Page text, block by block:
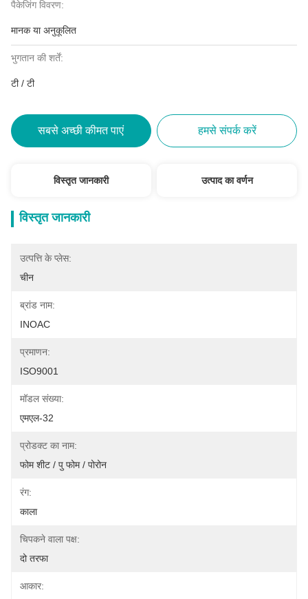
पैकेजिंग विवरण:
मानक या अनुकूलित
भुगतान की शर्तें:
टी / टी
सबसे अच्छी कीमत पाएं हमसे संपर्क करें
विस्तृत जानकारी उत्पाद का वर्णन
विस्तृत जानकारी
उत्पत्ति के प्लेस:
चीन
ब्रांड नाम:
INOAC
प्रमाणन:
ISO9001
मॉडल संख्या:
एमएल-32
प्रोडक्ट का नाम:
फोम शीट / पु फोम / पोरोन
रंग:
काला
चिपकने वाला पक्ष:
दो तरफा
आकार: